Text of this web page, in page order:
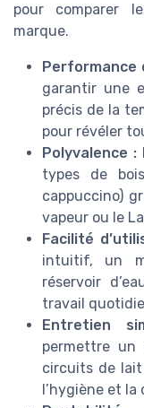
pour comparer
marque.
Performance
garantir une
précis de la
pour révéler
Polyvalence :
types de
cappuccino)
vapeur ou le
Facilité
intuitif, un
réservoir
travail
Entretien
permettre un
circuits de
l’hygiène et la